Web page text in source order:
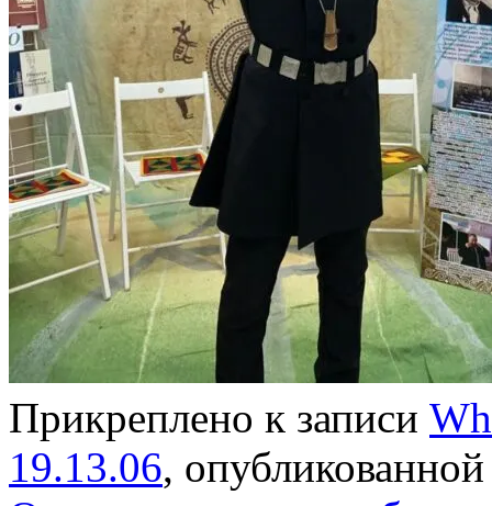
Прикреплено к записи
19.13.06,